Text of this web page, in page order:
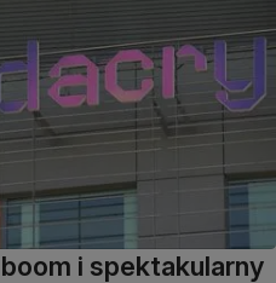
i spektakularny